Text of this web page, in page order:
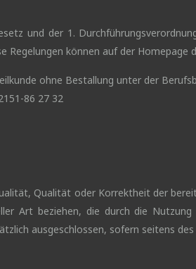
und der 1.
Regelungen können auf der
ohne Bestallung unter der
86 27 32
Qualität oder Korrektheit der
Art beziehen, die durch die
ausgeschlossen, sofern seitens